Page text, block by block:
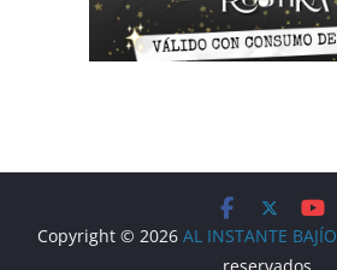
Copyright © 2026 AL INSTANTE BAJÍO